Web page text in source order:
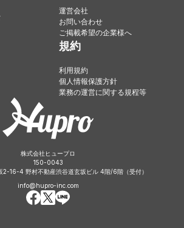
運営会社
お問い合わせ
ご掲載希望の企業様へ
規約
利用規約
個人情報保護方針
業務の運営に関する規程等
株式会社ヒュープロ
150-0043
2-16-4 野村不動産渋谷道玄坂ビル 4階/6階（受付）
info@hupro-inc.com